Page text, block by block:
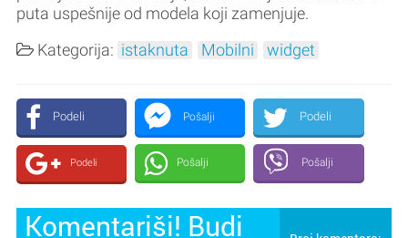
puta uspešnije od modela koji zamenjuje.
Kategorija: istaknuta Mobilni widget
Podeli Pošalji Podeli
Podeli Pošalji Pošalji
Komentariši! Budi